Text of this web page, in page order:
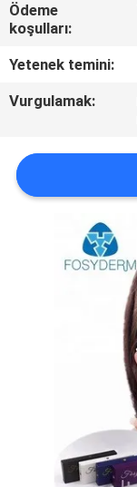
DAVALAR
SHOPPING
ONLINE
Ödeme
koşulları:
Yetenek temini:
Vurgulamak: